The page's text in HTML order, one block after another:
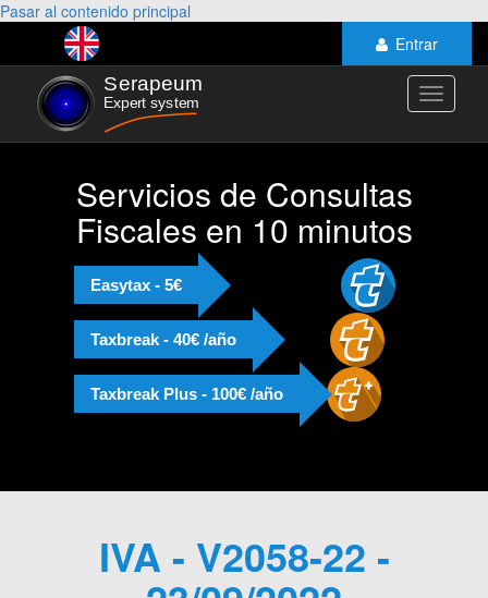
Pasar al contenido principal
Entrar
Toggle
Servicios de Consultas
Fiscales en 10 minutos
Easytax - 5€
Taxbreak - 40€ /año
Taxbreak Plus - 100€ /año
IVA - V2058-22 -